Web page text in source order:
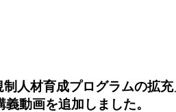
人材育成プログラムの拡
動画を追加しました。